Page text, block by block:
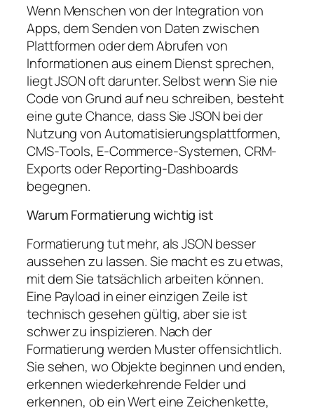
Wenn Menschen von der Integration von
Apps, dem Senden von Daten zwischen
Plattformen oder dem Abrufen von
Informationen aus einem Dienst sprechen,
liegt JSON oft darunter. Selbst wenn Sie nie
Code von Grund auf neu schreiben, besteht
eine gute Chance, dass Sie JSON bei der
Nutzung von Automatisierungsplattformen,
CMS-Tools, E-Commerce-Systemen, CRM-
Exports oder Reporting-Dashboards
begegnen.
Warum Formatierung wichtig ist
Formatierung tut mehr, als JSON besser
aussehen zu lassen. Sie macht es zu etwas,
mit dem Sie tatsächlich arbeiten können.
Eine Payload in einer einzigen Zeile ist
technisch gesehen gültig, aber sie ist
schwer zu inspizieren. Nach der
Formatierung werden Muster offensichtlich.
Sie sehen, wo Objekte beginnen und enden,
erkennen wiederkehrende Felder und
erkennen, ob ein Wert eine Zeichenkette,